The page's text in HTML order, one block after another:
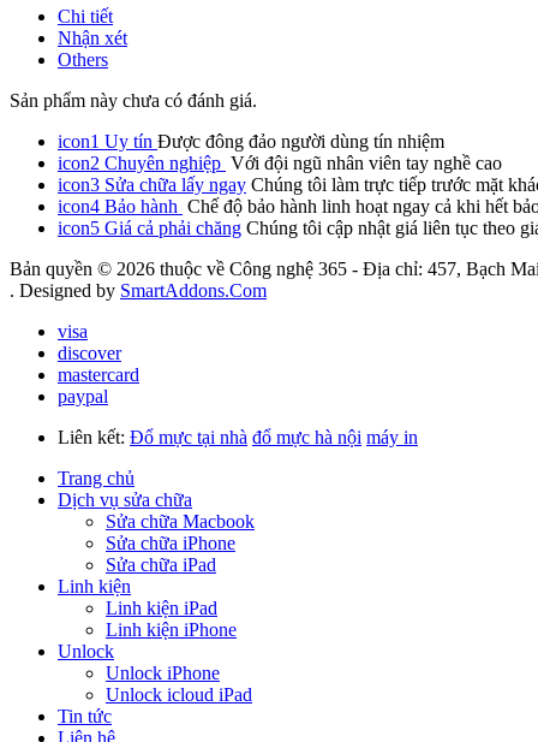
Chi tiết
Nhận xét
Others
Sản phẩm này chưa có đánh giá.
icon1 Uy tín Được đông đảo người dùng tín nhiệm
icon2 Chuyên nghiệp Với đội ngũ nhân viên tay nghề cao
icon3 Sửa chữa lấy ngay Chúng tôi làm trực tiếp trước mặt
icon4 Bảo hành Chế độ bảo hành linh hoạt ngay cả khi hết
icon5 Giá cả phải chăng Chúng tôi cập nhật giá liên tục theo
Bản quyền © 2026 thuộc về Công nghệ 365 - Địa chỉ: 457, Bạch
. Designed by SmartAddons.Com
visa
discover
mastercard
paypal
Liên kết: Đổ mực tại nhà đổ mực hà nội máy in
Trang chủ
Dịch vụ sửa chữa
Sửa chữa Macbook
Sửa chữa iPhone
Sửa chữa iPad
Linh kiện
Linh kiện iPad
Linh kiện iPhone
Unlock
Unlock iPhone
Unlock icloud iPad
Tin tức
Liên hệ